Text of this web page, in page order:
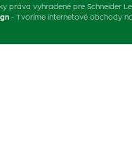
práva vyhradené pre Schneider
- Tvoríme internetové obchody na